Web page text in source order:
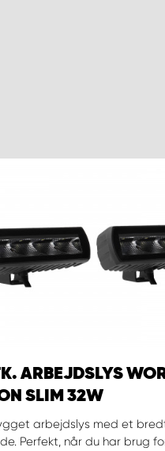
ARBEJDSLYS
SLIM 32W
arbejdslys med et
Perfekt, når du har brug